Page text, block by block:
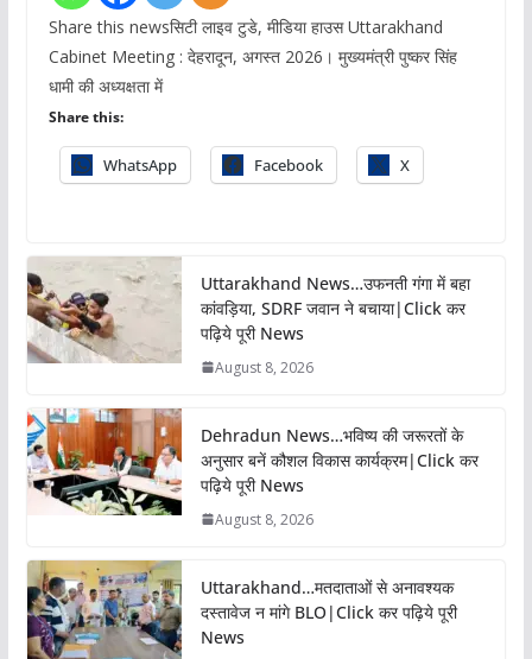
Share this newsसिटी लाइव टुडे, मीडिया हाउस Uttarakhand
Cabinet Meeting : देहरादून, अगस्त 2026। मुख्यमंत्री पुष्कर सिंह
धामी की अध्यक्षता में
Share this:
WhatsApp Facebook X
Uttarakhand News…उफनती गंगा में बहा
कांवड़िया, SDRF जवान ने बचाया|Click कर
पढ़िये पूरी News
August 8, 2026
Dehradun News…भविष्य की जरूरतों के
अनुसार बनें कौशल विकास कार्यक्रम|Click कर
पढ़िये पूरी News
August 8, 2026
Uttarakhand…मतदाताओं से अनावश्यक
दस्तावेज न मांगे BLO|Click कर पढ़िये पूरी
News